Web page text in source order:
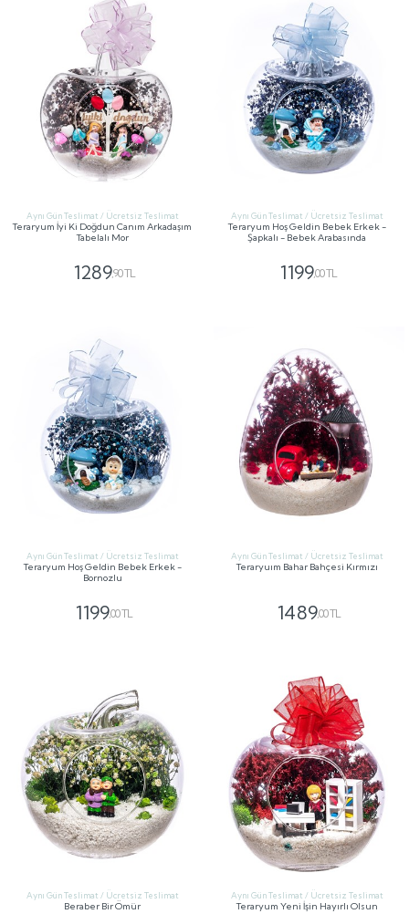
Aynı Gün Teslimat / Ücretsiz Teslimat
Teraryum İyi Ki Doğdun Canım Arkadaşım
Tabelalı Mor
1289,90 TL
Aynı Gün Teslimat / Ücretsiz Teslimat
Teraryum Hoş Geldin Bebek Erkek -
Şapkalı - Bebek Arabasında
1199,00 TL
Aynı Gün Teslimat / Ücretsiz Teslimat
Teraryum Hoş Geldin Bebek Erkek -
Bornozlu
1199,00 TL
Aynı Gün Teslimat / Ücretsiz Teslimat
Teraryuım Bahar Bahçesi Kırmızı
1489,00 TL
Aynı Gün Teslimat / Ücretsiz Teslimat
Beraber Bir Ömür
Aynı Gün Teslimat / Ücretsiz Teslimat
Teraryum Yeni İşin Hayırlı Olsun